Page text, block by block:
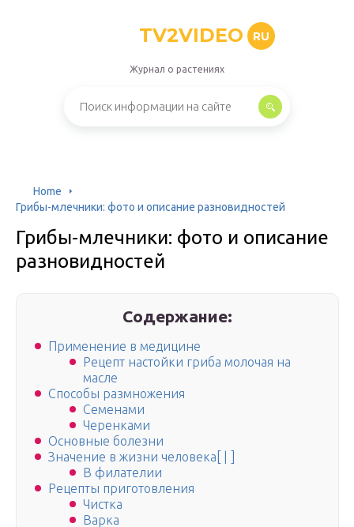
TV2VIDEO RU
Журнал о растениях
Home
Грибы-млечники: фото и описание разновидностей
Грибы-млечники: фото и описание
разновидностей
Содержание:
Применение в медицине
Рецепт настойки гриба молочая на
масле
Способы размножения
Семенами
Черенками
Основные болезни
Значение в жизни человека[ | ]
В филателии
Рецепты приготовления
Чистка
Варка